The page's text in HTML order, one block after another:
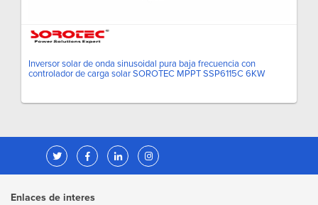
Inversor solar de onda sinusoidal pura baja frecuencia con
controlador de carga solar SOROTEC MPPT SSP6115C 6KW
Enlaces de interes